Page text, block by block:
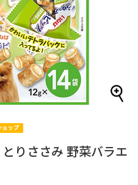
りささみ 野菜バラエ